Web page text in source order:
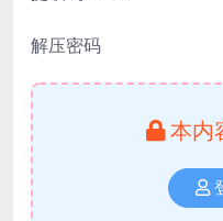
解压密码
本内